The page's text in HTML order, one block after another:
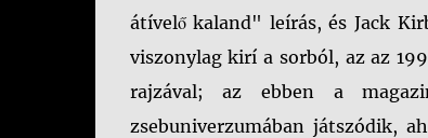
átívelő kaland" leírás, és Jack
viszonylag kirí a sorból, az az
rajzával; az ebben a
zsebuniverzumában játszódik,